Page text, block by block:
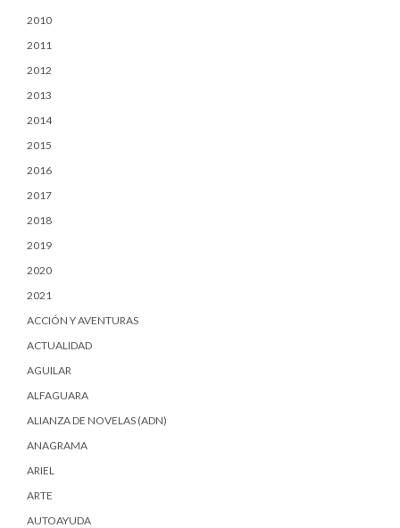
2010
2011
2012
2013
2014
2015
2016
2017
2018
2019
2020
2021
ACCIÓN Y AVENTURAS
ACTUALIDAD
AGUILAR
ALFAGUARA
ALIANZA DE NOVELAS (ADN)
ANAGRAMA
ARIEL
ARTE
AUTOAYUDA